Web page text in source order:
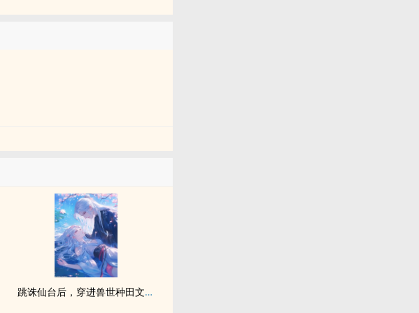
跳诛仙台后，穿进兽世种田文当稀有神兽(np)